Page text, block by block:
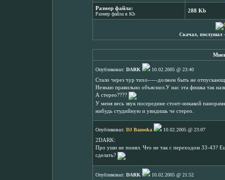
Размер файла:
Размер файла в Kb
288 Kb
Скачал, послушал
Опубликовал: DARK
10.02.2005 @ 23:40
Стало через чур тихо-----должен быть не
Незнаю правильно объяснил.У нас эта фишка так
А стерео????
У меня весь звук посередине стоит-никакой
нибудь студийную и увидишь че стерео.
Опубликовал: DJ Bazooka
10.02.2005 @ 23:07
2DARK:
Про уши не понял. Что не так с переходом 33-43?
сделать?
Опубликовал: DARK
10.02.2005 @ 21:52